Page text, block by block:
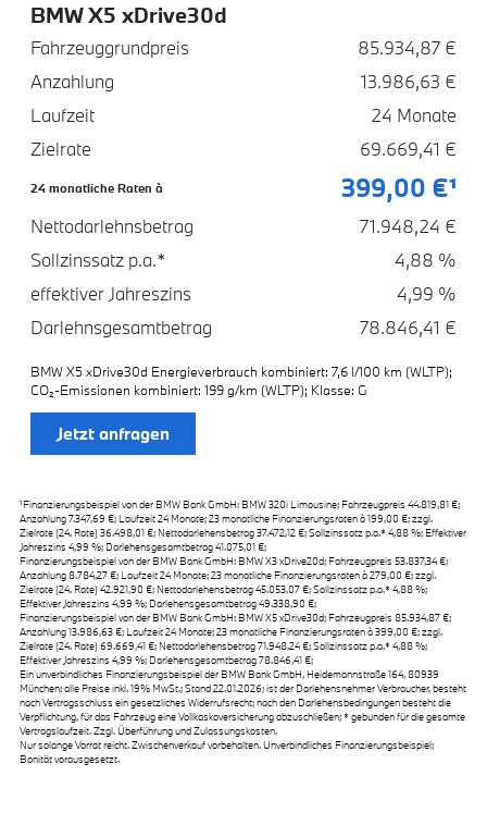
BMW X5 xDrive30d
Fahrzeuggrundpreis
85.934,87 €
Anzahlung
13.986,63 €
Laufzeit
24 Monate
Zielrate
69.669,41 €
24 monatliche Raten à 399,00 €¹
Nettodarlehnsbetrag
71.948,24 €
Sollzinssatz p.a.*
4,88 %
effektiver Jahreszins
4,99 %
Darlehnsgesamtbetrag
78.846,41 €
BMW X5 xDrive30d Energieverbrauch kombiniert: 7,6 l/100 km (WLTP);
CO₂-Emissionen kombiniert: 199 g/km (WLTP); Klasse: G
Jetzt anfragen
¹Finanzierungsbeispiel von der BMW Bank GmbH: BMW 320i Limousine; Fahrzeugpreis 44.819,81 €;
Anzahlung 7.347,69 €; Laufzeit 24 Monate; 23 monatliche Finanzierungsraten à 199,00 €; zzgl.
Zielrate (24. Rate) 36.498,01 €; Nettodarlehensbetrag 37.472,12 €; Sollzinssatz p.a.* 4,88 %; Effektiver
Jahreszins 4,99 %; Darlehensgesamtbetrag 41.075,01 €;
Finanzierungsbeispiel von der BMW Bank GmbH: BMW X3 xDrive20d; Fahrzeugpreis 53.837,34 €;
Anzahlung 8.784,27 €; Laufzeit 24 Monate; 23 monatliche Finanzierungsraten à 279,00 €; zzgl.
Zielrate (24. Rate) 42.921,90 €; Nettodarlehensbetrag 45.053,07 €; Sollzinssatz p.a.* 4,88 %;
Effektiver Jahreszins 4,99 %; Darlehensgesamtbetrag 49.338,90 €;
Finanzierungsbeispiel von der BMW Bank GmbH: BMW X5 xDrive30d; Fahrzeugpreis 85.934,87 €;
Anzahlung 13.986,63 €; Laufzeit 24 Monate; 23 monatliche Finanzierungsraten à 399,00 €; zzgl.
Zielrate (24. Rate) 69.669,41 €; Nettodarlehensbetrag 71.948,24 €; Sollzinssatz p.a.* 4,88 %;
Effektiver Jahreszins 4,99 %; Darlehensgesamtbetrag 78.846,41 €;
Ein unverbindliches Finanzierungsbeispiel der BMW Bank GmbH, Heidemannstraße 164, 80939
München; alle Preise inkl. 19% MwSt.; Stand 22.01.2026; ist der Darlehensnehmer Verbraucher, besteht
nach Vertragsschluss ein gesetzliches Widerrufsrecht; nach den Darlehensbedingungen besteht die
Verpflichtung, für das Fahrzeug eine Vollkaskoversicherung abzuschließen; * gebunden für die gesamte
Vertragslaufzeit. Zzgl. Überführung und Zulassungskosten.
Nur solange Vorrat reicht. Zwischenverkauf vorbehalten. Unverbindliches Finanzierungsbeispiel;
Bonität vorausgesetzt.